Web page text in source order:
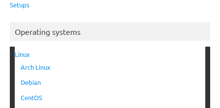
Setups
Operating systems
Linux
Arch Linux
Debian
CentOS